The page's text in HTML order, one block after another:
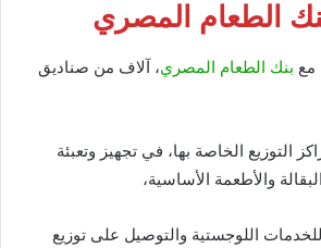
الطعام المصري
مع بنك الطعام المصري، آلاف من صناديق
التوزيع الخاصة بها، في تجهيز وتعبئة
والأطعمة الأساسية،
اللوجستية والتوصيل على توزيع